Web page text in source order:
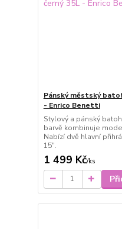
Pánský městský
- Enrico Benetti
Stylový a pánský
barvě kombinuje
Nabízí dvě hlavní
15".
1 499 Kč/ks